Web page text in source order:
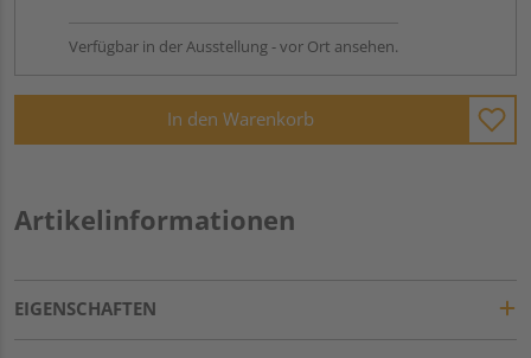
Verfügbar in der Ausstellung - vor Ort ansehen.
In den Warenkorb
Artikelinformationen
EIGENSCHAFTEN